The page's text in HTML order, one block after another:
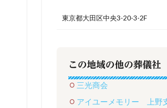
東京都大田区中央3-20-3-2F
この地域の他の葬儀社
三光商会
アイユーメモリー 上野